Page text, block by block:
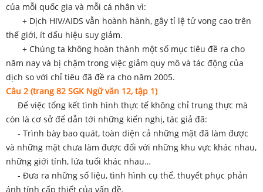
của mỗi quốc gia và mỗi cá nhân vì:
+ Dịch HIV/AIDS vẫn hoành hành, gây tỉ lệ tử vong cao trên
thế giới, ít dấu hiệu suy giảm.
+ Chúng ta không hoàn thành một số mục tiêu đề ra cho
năm nay và bị chậm trong việc giảm quy mô và tác động của
dịch so với chỉ tiêu đã đề ra cho năm 2005.
Câu 2 (trang 82 SGK Ngữ văn 12, tập 1)
Để việc tổng kết tình hình thực tế không chỉ trung thực mà
còn là cơ sở để dẫn tới những kiến nghị, tác giả đã:
- Trình bày bao quát, toàn diện cả những mặt đã làm được
và những mặt chưa làm được đối với những khu vực khác nhau,
những giới tính, lứa tuổi khác nhau…
- Đưa ra những số liệu, tình hình cụ thể, thuyết phục phản
ánh tính cấp thiết của vấn đề.